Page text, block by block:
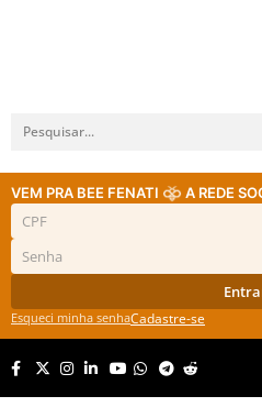
VEM PRA BEE FENATI A REDE
Esqueci minha senhaCadastre-se